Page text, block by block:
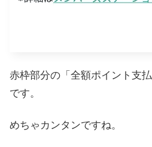
赤枠部分の「全額ポイント支
です。
めちゃカンタンですね。